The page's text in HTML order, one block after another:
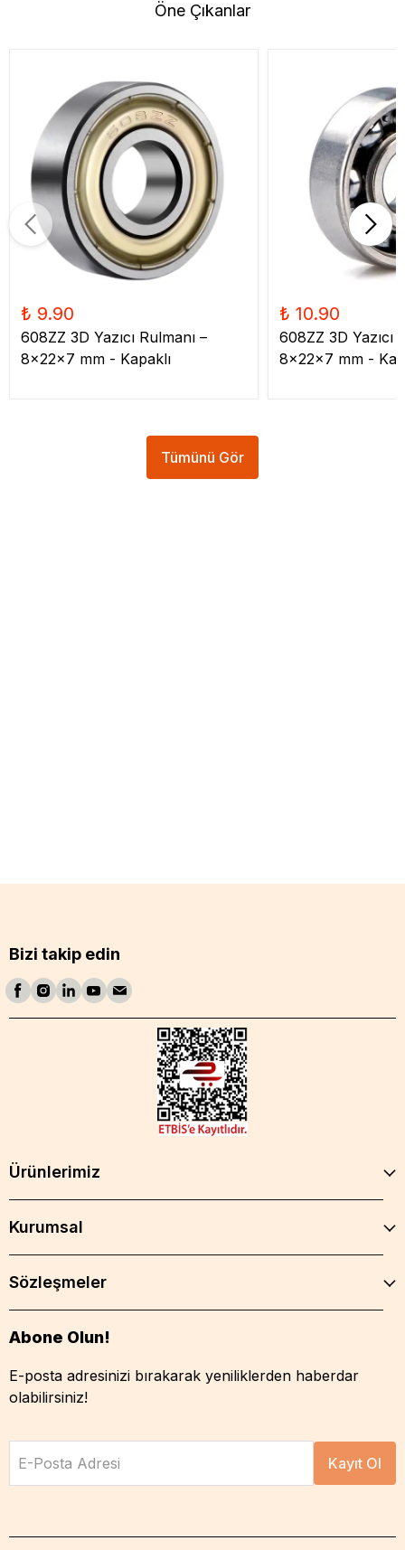
Öne Çıkanlar
₺ 9.90
608ZZ 3D Yazıcı Rulmanı –
8x22x7 mm - Kapaklı
₺ 10.90
608ZZ 3D Yazıcı
8x22x7 mm -
Tümünü Gör
Bizi takip edin
Ürünlerimiz
Kurumsal
Sözleşmeler
Abone Olun!
E-posta adresinizi bırakarak yeniliklerden haberdar
olabilirsiniz!
E-Posta Adresi Kayıt Ol